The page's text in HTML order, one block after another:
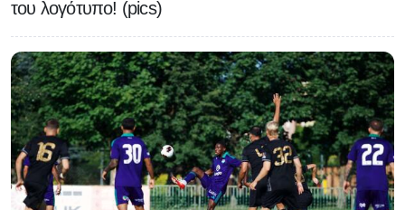
του λογότυπο! (pics)